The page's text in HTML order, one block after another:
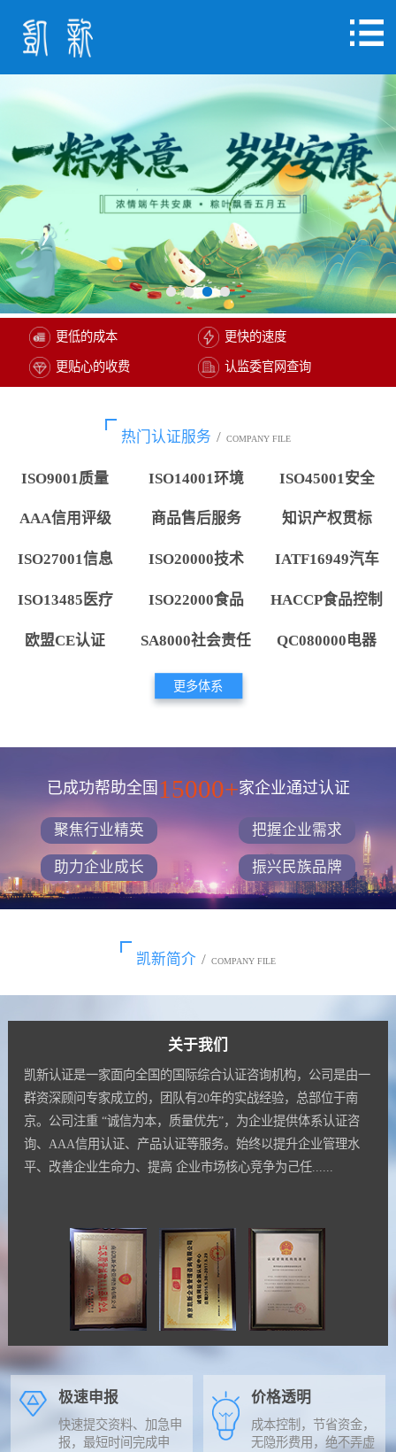
更低的成本 更快的速度
更贴心的收费 认监委官网查询
热门认证服务 / COMPANY FILE
ISO9001质量 ISO14001环境 ISO45001安全
AAA信用评级 商品售后服务 知识产权贯标
ISO27001信息 ISO20000技术 IATF16949汽车
ISO13485医疗 ISO22000食品 HACCP食品控制
欧盟CE认证 SA8000社会责任 QC080000电器
更多体系
已成功帮助全国 15000+家企业通过认证
聚焦行业精英 把握企业需求
助力企业成长 振兴民族品牌
凯新简介 / COMPANY FILE
关于我们
凯新认证是一家面向全国的国际综合认证咨询机构，公司是由一
群资深顾问专家成立的，团队有20年的实战经验，总部位于南
京。公司注重 “诚信为本，质量优先”，为企业提供体系认证咨
询、AAA信用认证、产品认证等服务。始终以提升企业管理水
平、改善企业生命力、提高 企业市场核心竞争为己任......
极速申报
快速提交资料、加急申
报，最短时间完成申
价格透明
成本控制，节省资金，
无隐形费用，绝不弄虚